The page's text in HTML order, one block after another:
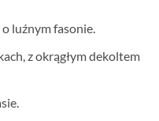
luźnym fasonie.
z okrągłym dekoltem